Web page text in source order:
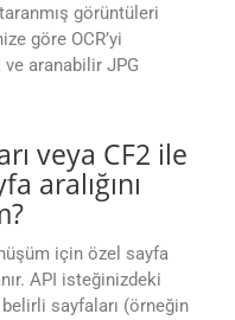
görüntüleri
göre OCR’yi
aranabilir JPG
veya CF2 ile
aralığını
için özel sayfa
API isteğinizdeki
sayfaları (örneğin